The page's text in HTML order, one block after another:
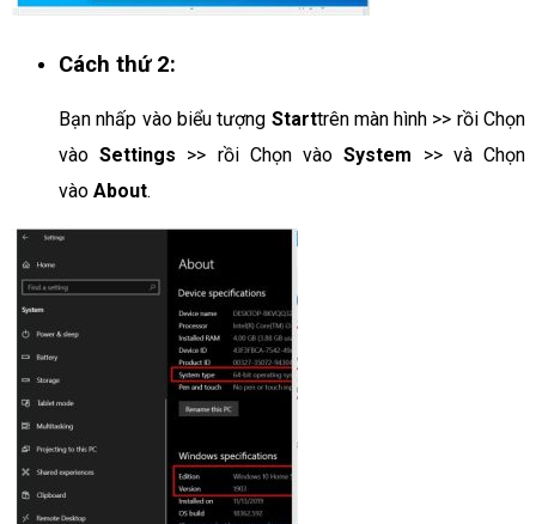
Cách thứ 2:
Bạn nhấp vào biểu tượng Starttrên màn hình >> rồi Chọn
vàoSettings >> rồi Chọn vàoSystem >> và Chọn
vào About.